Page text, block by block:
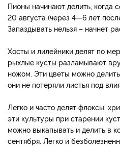
Пионы начинают делить, когда
20 августа (через 4—6 лет
Запаздывать нельзя – начнет
Хосты и лилейники делят по
рыхлые кусты разламывают
ножом. Эти цветы можно
они не потеряли листья под
Легко и часто делят флоксы,
эти культуры при старении
можно выкапывать и делить в
сентября. Легко и